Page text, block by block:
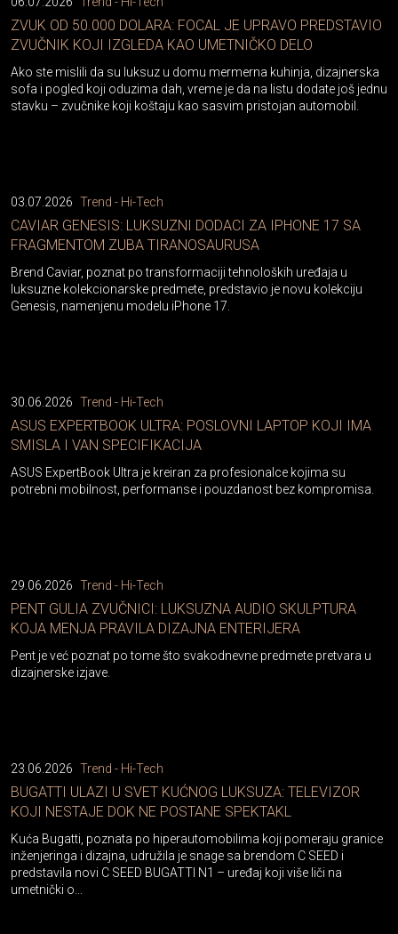
ZVUK OD 50.000 DOLARA: FOCAL JE UPRAVO PREDSTAVIO
ZVUČNIK KOJI IZGLEDA KAO UMETNIČKO DELO
Ako ste mislili da su luksuz u domu mermerna kuhinja, dizajnerska
sofa i pogled koji oduzima dah, vreme je da na listu dodate još jednu
stavku – zvučnike koji koštaju kao sasvim pristojan automobil.
03.07.2026 Trend - Hi-Tech
CAVIAR GENESIS: LUKSUZNI DODACI ZA IPHONE 17 SA
FRAGMENTOM ZUBA TIRANOSAURUSA
Brend Caviar, poznat po transformaciji tehnoloških uređaja u
luksuzne kolekcionarske predmete, predstavio je novu kolekciju
Genesis, namenjenu modelu iPhone 17.
30.06.2026 Trend - Hi-Tech
ASUS EXPERTBOOK ULTRA: POSLOVNI LAPTOP KOJI IMA
SMISLA I VAN SPECIFIKACIJA
ASUS ExpertBook Ultra je kreiran za profesionalce kojima su
potrebni mobilnost, performanse i pouzdanost bez kompromisa.
29.06.2026 Trend - Hi-Tech
PENT GULIA ZVUČNICI: LUKSUZNA AUDIO SKULPTURA
KOJA MENJA PRAVILA DIZAJNA ENTERIJERA
Pent je već poznat po tome što svakodnevne predmete pretvara u
dizajnerske izjave.
23.06.2026 Trend - Hi-Tech
BUGATTI ULAZI U SVET KUĆNOG LUKSUZA: TELEVIZOR
KOJI NESTAJE DOK NE POSTANE SPEKTAKL
Kuća Bugatti, poznata po hiperautomobilima koji pomeraju granice
inženjeringa i dizajna, udružila je snage sa brendom C SEED i
predstavila novi C SEED BUGATTI N1 – uređaj koji više liči na
umetnički o...